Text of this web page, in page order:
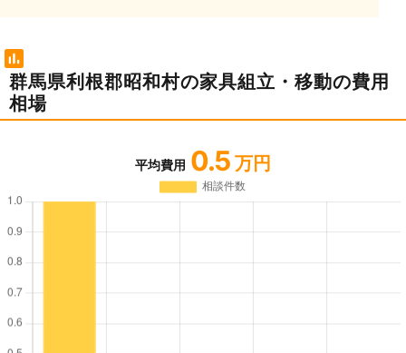
群馬県利根郡昭和村の家具組立・移動の費用
相場
平均費用 0.5 万円